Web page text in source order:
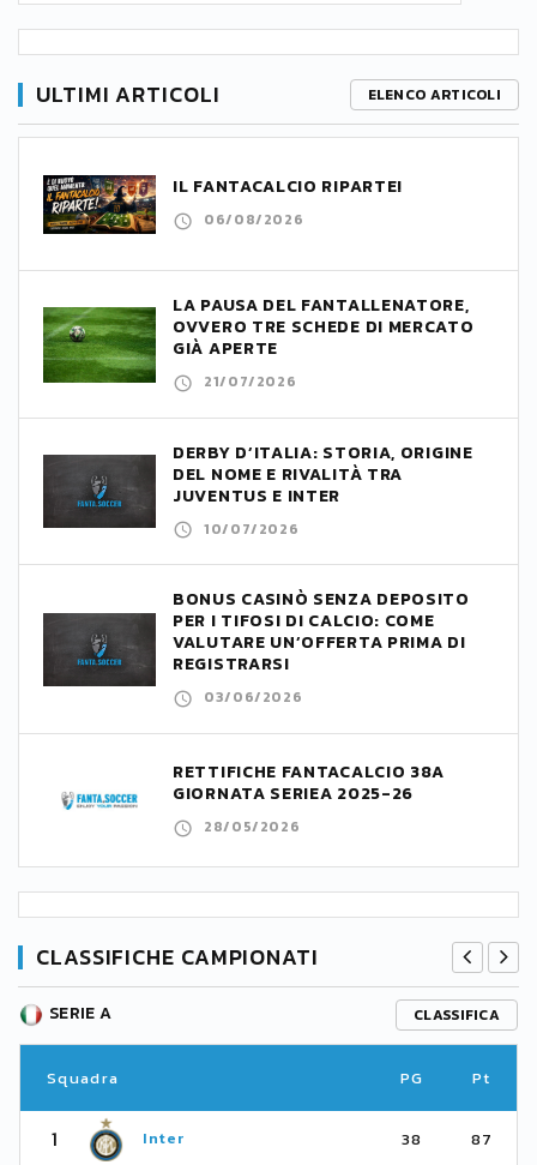
ULTIMI ARTICOLI ELENCO ARTICOLI
IL FANTACALCIO RIPARTE!
06/08/2026
LA PAUSA DEL FANTALLENATORE,
OVVERO TRE SCHEDE DI MERCATO
GIÀ APERTE
21/07/2026
DERBY D’ITALIA: STORIA, ORIGINE
DEL NOME E RIVALITÀ TRA
JUVENTUS E INTER
10/07/2026
BONUS CASINÒ SENZA DEPOSITO
PER I TIFOSI DI CALCIO: COME
VALUTARE UN’OFFERTA PRIMA DI
REGISTRARSI
03/06/2026
RETTIFICHE FANTACALCIO 38A
GIORNATA SERIEA 2025-26
28/05/2026
CLASSIFICHE CAMPIONATI
SERIE A CLASSIFICA
Squadra PG Pt
1 Inter 38 87